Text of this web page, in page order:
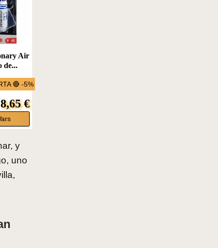
🔴 -5%
Air
de...
8,65 €
y
uno